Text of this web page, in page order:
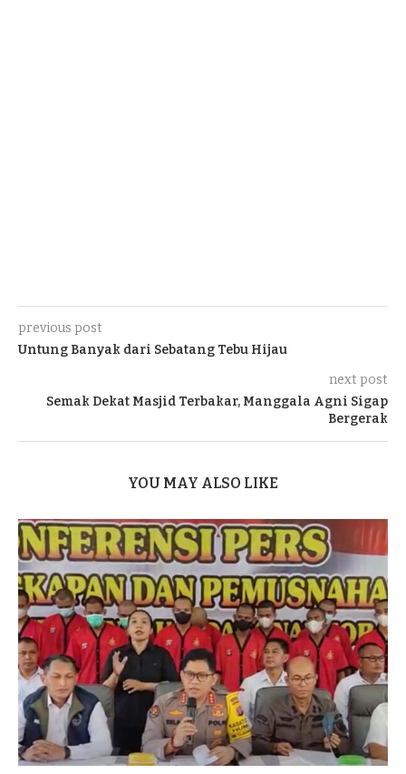
previous post
Untung Banyak dari Sebatang Tebu Hijau
next post
Semak Dekat Masjid Terbakar, Manggala Agni Sigap
Bergerak
YOU MAY ALSO LIKE